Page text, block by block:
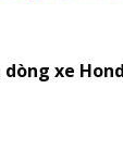
xe